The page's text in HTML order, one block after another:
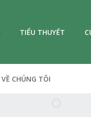
TIỂU THUYẾT
VỀ CHÚNG TÔI